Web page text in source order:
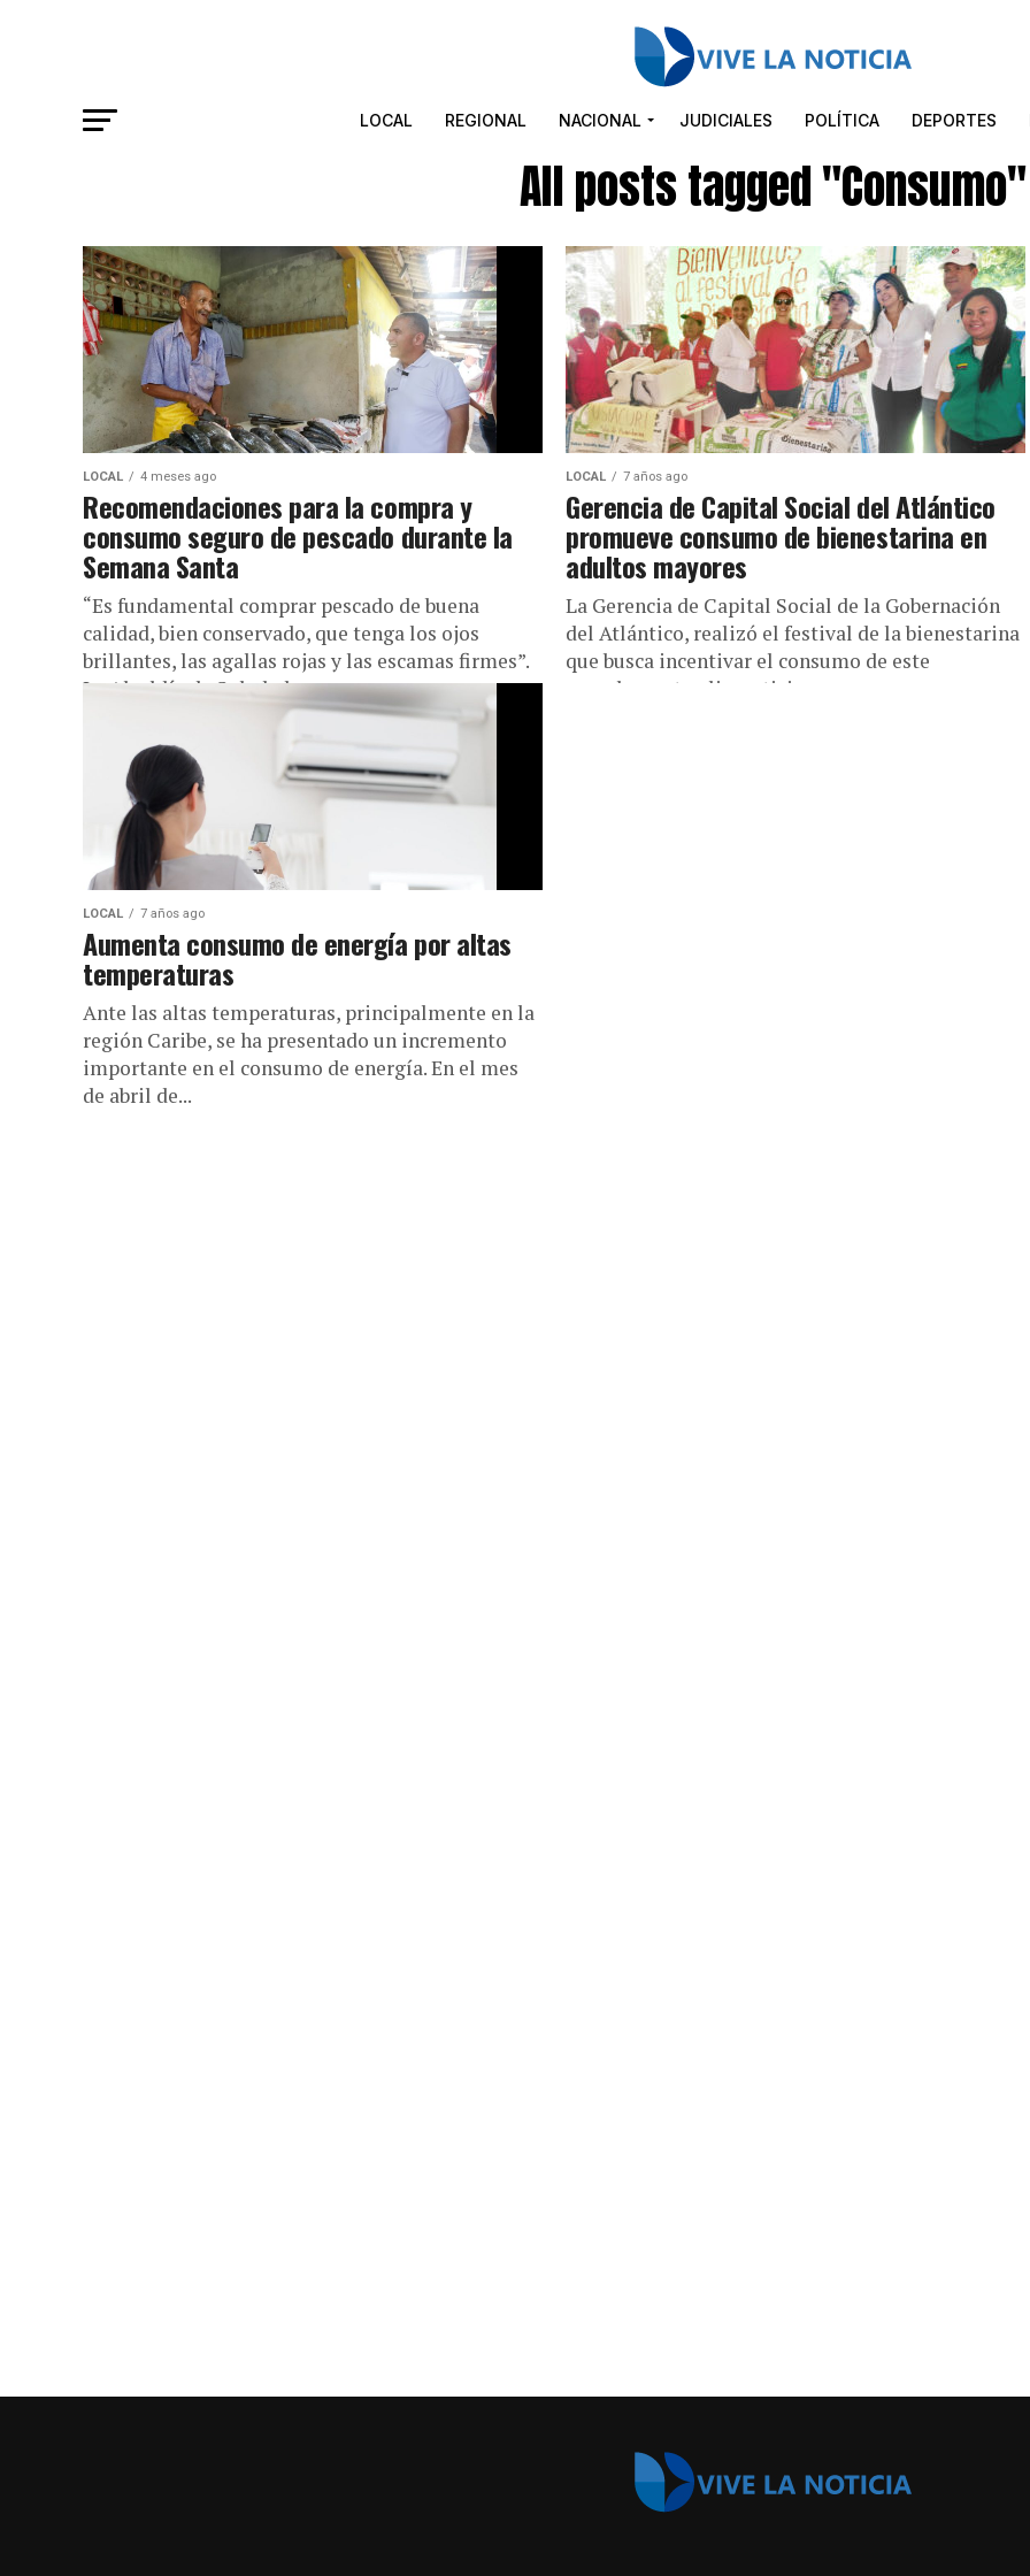
LOCAL REGIONAL NACIONAL JUDICIALES POLÍTICA DEPORTES
All posts tagged "Consumo"
LOCAL 4 meses ago
Recomendaciones para la compra y
consumo seguro de pescado durante la
Semana Santa
“Es fundamental comprar pescado de buena
calidad, bien conservado, que tenga los ojos
brillantes, las agallas rojas y las escamas firmes”.
La Alcaldía de Soledad, a...
LOCAL 7 años ago
Gerencia de Capital Social del Atlántico
promueve consumo de bienestarina en
adultos mayores
La Gerencia de Capital Social de la Gobernación
del Atlántico, realizó el festival de la bienestarina
que busca incentivar el consumo de este
complemento alimenticio en...
LOCAL 7 años ago
Aumenta consumo de energía por altas
temperaturas
Ante las altas temperaturas, principalmente en la
región Caribe, se ha presentado un incremento
importante en el consumo de energía. En el mes
de abril de...